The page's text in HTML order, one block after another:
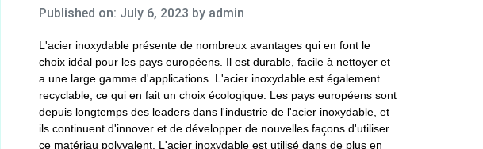
Published on: July 6, 2023 by admin
L'acier inoxydable présente de nombreux avantages qui en font le
choix idéal pour les pays européens. Il est durable, facile à nettoyer et
a une large gamme d'applications. L'acier inoxydable est également
recyclable, ce qui en fait un choix écologique. Les pays européens sont
depuis longtemps des leaders dans l'industrie de l'acier inoxydable, et
ils continuent d'innover et de développer de nouvelles façons d'utiliser
ce matériau polyvalent. L'acier inoxydable est utilisé dans de plus en